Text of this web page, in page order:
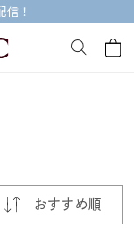
！
おすすめ順